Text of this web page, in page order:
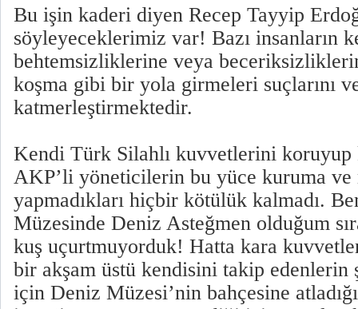
Bu işin kaderi diyen Recep Tayyip
söyleyeceklerimiz var! Bazı insanların
behtemsizliklerine veya
koşma gibi bir yola girmeleri suçlarını
katmerleştirmektedir.
Kendi Türk Silahlı kuvvetlerini koruyup
AKP’li yöneticilerin bu yüce kuruma ve
yapmadıkları hiçbir kötülük kalmadı.
Müzesinde Deniz Asteğmen olduğum
kuş uçurtmuyorduk! Hatta kara
bir akşam üstü kendisini takip edenlerin
için Deniz Müzesi’nin bahçesine